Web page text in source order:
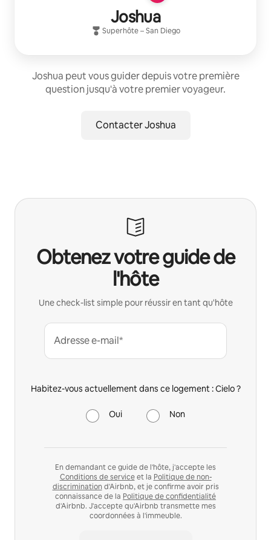
Joshua
Superhôte–San Diego
Joshua peut vous guider depuis votre première
question jusqu'à votre premier voyageur.
Contacter Joshua
Obtenez votre guide de
l'hôte
Une check-list simple pour réussir en tant qu'hôte
Adresse e-mail*
Habitez-vous actuellement dans ce logement : Cielo ?
Oui Non
En demandant ce guide de l'hôte, j'accepte les
Conditions de serviceet la Politique de non-
discrimination d'Airbnb, et je confirme avoir pris
connaissance de la Politique de confidentialité
d'Airbnb. J'accepte qu'Airbnb transmette mes
coordonnées à l'immeuble.